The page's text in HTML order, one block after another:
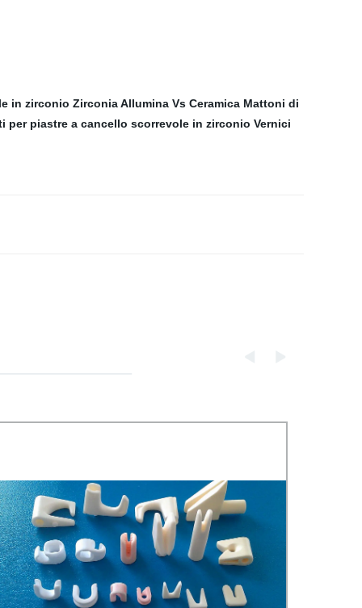
in zirconio Zirconia Allumina Vs Ceramica Mattoni di
per piastre a cancello scorrevole in zirconio Vernici